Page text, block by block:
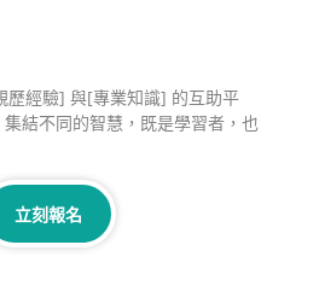
歷經驗] 與[專業知識] 的互助平
結不同的智慧，既是學習者，也
立刻報名